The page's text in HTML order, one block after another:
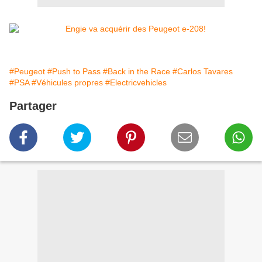
#Peugeot #Push to Pass #Back in the Race #Carlos Tavares
#PSA #Véhicules propres #Electricvehicles
Partager